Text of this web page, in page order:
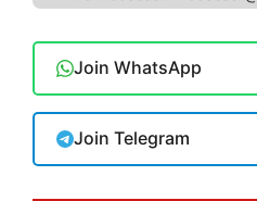
Join WhatsApp
Join Telegram